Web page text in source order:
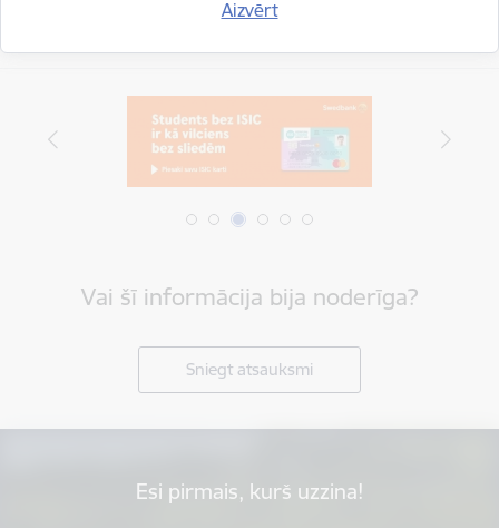
Aizvērt
Vai šī informācija bija noderīga?
Sniegt atsauksmi
Esi pirmais, kurš uzzina!